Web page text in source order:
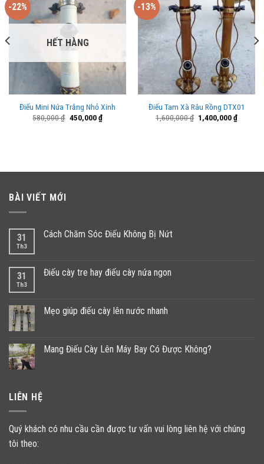
-22%
HẾT HÀNG
Điếu Mini Nứa Trắng Nhỏ Xinh
580,000₫ Giá
450,000₫Giá
hiện
-13%
Điếu Tam Xà Râu Rồng DTX01
1,600,000₫ Giá
gốc
1,400,000₫Giá
BÀI VIẾT MỚI
31
Th3
Cách Chăm Sóc Điếu Không Bị Nứt
31
Th3
Điếu cày tre hay điếu cày nứa ngon
Mẹo giúp điếu cày lên nước nhanh
Mang Điếu Cày Lên Máy Bay Có Được Không?
LIÊN HỆ
Quý khách có nhu cầu cần được tư vấn vui lòng liên hệ với chúng
tôi theo: